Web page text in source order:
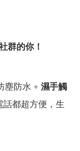
群的你！
塵防水 + 濕手觸
都超方便，生